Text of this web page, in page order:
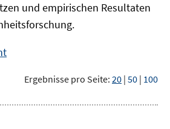
und empirischen Resultaten
Ergebnisse pro Seite: 20 | 50 | 100